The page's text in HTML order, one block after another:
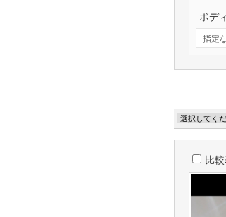
ボデ
比